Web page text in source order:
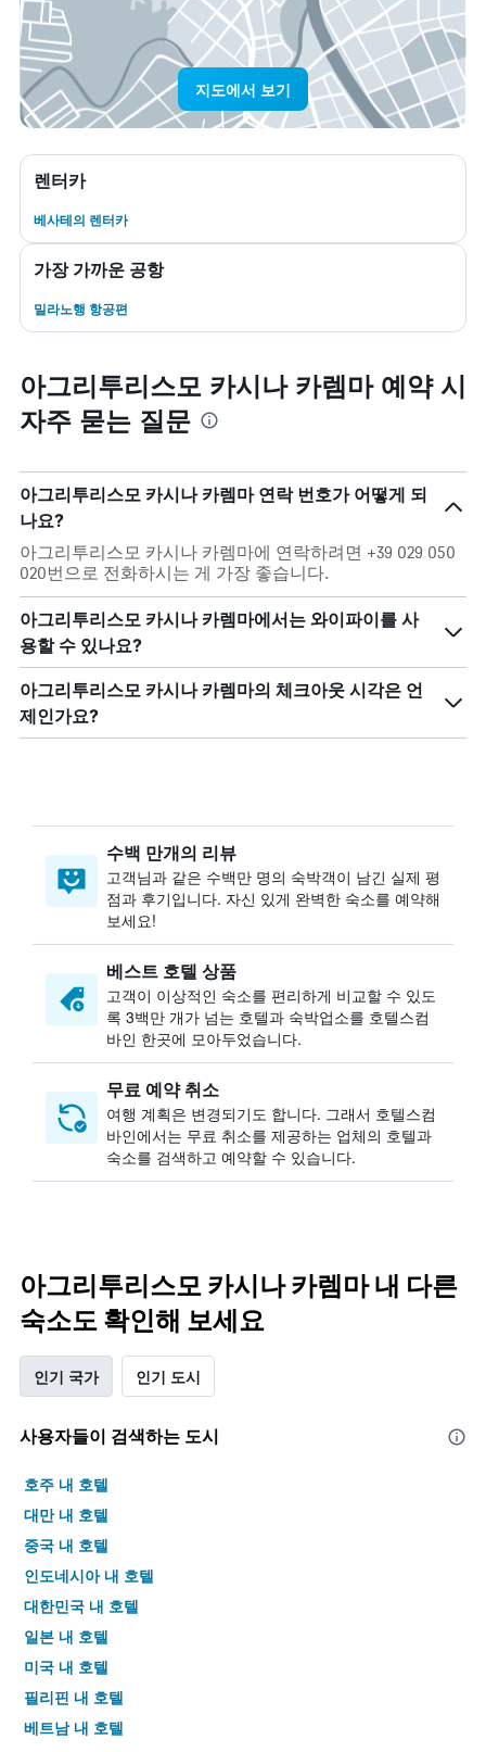
지도에서 보기
렌터카
베사테​의 렌터카
가장 가까운 공항
밀라노행 항공편
아그리투리스모 카시나 카렘마 예약 시
자주 묻는 질문
아그리투리스모 카시나 카렘마 연락 번호가 어떻게 되
나요?
아그리투리스모 카시나 카렘마에 연락하려면 +39 029 050
020번으로 전화하시는 게 가장 좋습니다.
아그리투리스모 카시나 카렘마에서는 와이파이를 사
용할 수 있나요?
아그리투리스모 카시나 카렘마의 체크아웃 시각은 언
제인가요?
수백 만개의 리뷰
고객님과 같은 수백만 명의 숙박객이 남긴 실제 평
점과 후기입니다. 자신 있게 완벽한 숙소를 예약해
보세요!
베스트 호텔 상품
고객이 이상적인 숙소를 편리하게 비교할 수 있도
록 3백만 개가 넘는 호텔과 숙박업소를 호텔스컴
바인 한곳에 모아두었습니다.
무료 예약 취소
여행 계획은 변경되기도 합니다. ​그래서 호텔스컴
바인에서는 무료 취소를 제공하는 업체의 호텔과
숙소를 검색하고 예약할 수 있습니다.
아그리투리스모 카시나 카렘마 내 다른
숙소도 확인해 보세요
인기 국가 인기 도시
사용자들이 검색하는 도시
호주 내 호텔
대만 내 호텔
중국 내 호텔
인도네시아 내 호텔
대한민국 내 호텔
일본 내 호텔
미국 내 호텔
필리핀 내 호텔
베트남 내 호텔